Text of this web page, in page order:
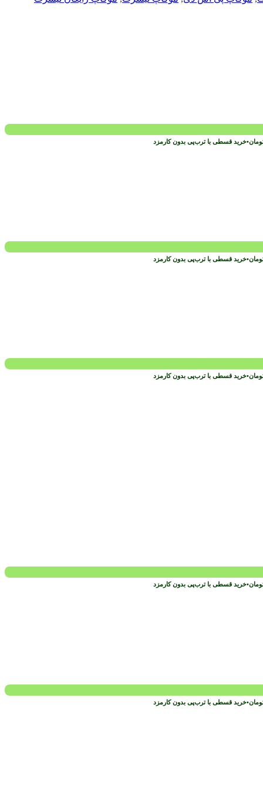
•خرید قسطی با ترب‌پی بدون کارمزد
•خرید قسطی با ترب‌پی بدون کارمزد
•خرید قسطی با ترب‌پی بدون کارمزد
•خرید قسطی با ترب‌پی بدون کارمزد
•خرید قسطی با ترب‌پی بدون کارمزد